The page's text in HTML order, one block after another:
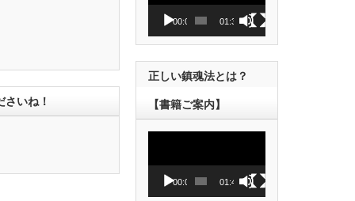
いね！
ー
00:00 01:38
正しい鎮魂法とは？
【書籍ご案内】
ヤ
00:00 01:43